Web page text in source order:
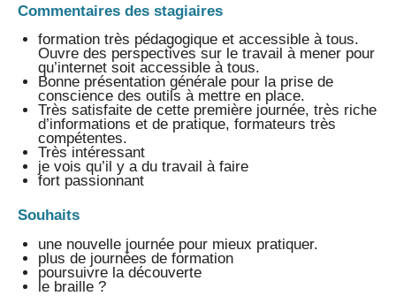
Commentaires des stagiaires
formation très pédagogique et accessible à tous.
Ouvre des perspectives sur le travail à mener pour
qu’internet soit accessible à tous.
Bonne présentation générale pour la prise de
conscience des outils à mettre en place.
Très satisfaite de cette première journée, très riche
d’informations et de pratique, formateurs très
compétentes.
Très intéressant
je vois qu’il y a du travail à faire
fort passionnant
Souhaits
une nouvelle journée pour mieux pratiquer.
plus de journées de formation
poursuivre la découverte
le braille ?